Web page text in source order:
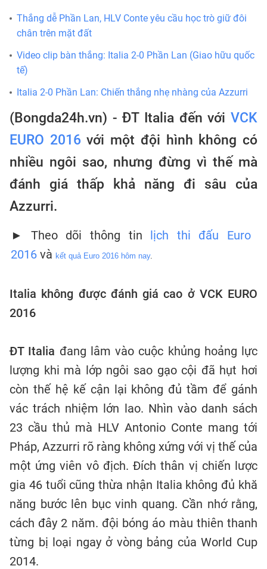
Thắng dễ Phần Lan, HLV Conte yêu cầu học trò giữ đôi
chân trên mặt đất
Video clip bàn thắng: Italia 2-0 Phần Lan (Giao hữu quốc
tế)
Italia 2-0 Phần Lan: Chiến thắng nhẹ nhàng của Azzurri
(Bongda24h.vn) - ĐT Italia đến với VCK
EURO 2016 với một đội hình không có
nhiều ngôi sao, nhưng đừng vì thế mà
đánh giá thấp khả năng đi sâu của
Azzurri.
► Theo dõi thông tin lịch thi đấu Euro
2016 và kết quả Euro 2016 hôm nay.
Italia không được đánh giá cao ở VCK EURO
2016
ĐT Italia đang lâm vào cuộc khủng hoảng lực
lượng khi mà lớp ngôi sao gạo cội đã hụt hơi
còn thế hệ kế cận lại không đủ tầm để gánh
vác trách nhiệm lớn lao. Nhìn vào danh sách
23 cầu thủ mà HLV Antonio Conte mang tới
Pháp, Azzurri rõ ràng không xứng với vị thế của
một ứng viên vô địch. Đích thân vị chiến lược
gia 46 tuổi cũng thừa nhận Italia không đủ khă
năng bước lên bục vinh quang. Cần nhớ rằng,
cách đây 2 năm. đội bóng áo màu thiên thanh
từng bị loại ngay ở vòng bảng của World Cup
2014.